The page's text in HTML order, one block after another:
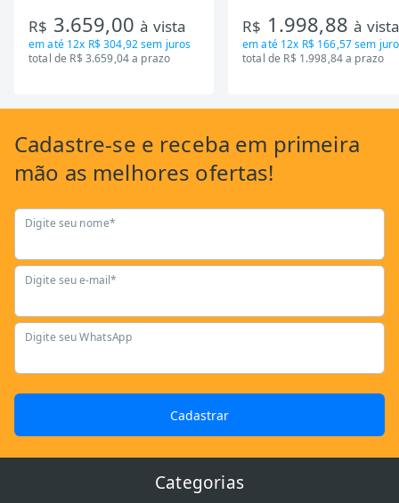
RT650EVK463)
R$ 3.659,00à vista
em até 12x R$ 304,92sem juros
total de R$ 3.659,04 a prazo
Mecanica GSB13HBTA-PT
R$ 1.998,88à
em até 12x R$ 166,57sem
total de R$ 1.998,84 a prazo
Cadastre-se e receba em primeira
mão as melhores ofertas!
Digite seu nome*
Digite seu e-mail*
Digite seu WhatsApp
Cadastrar
Categorias